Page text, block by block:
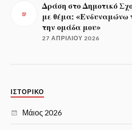
Δράση στο Δημοτικό
με θέμα: «Ενδυναμώνω
την ομάδα μου»
27 ΑΠΡΙΛΊΟΥ 2026
ΙΣΤΟΡΙΚΌ
Μάιος 2026